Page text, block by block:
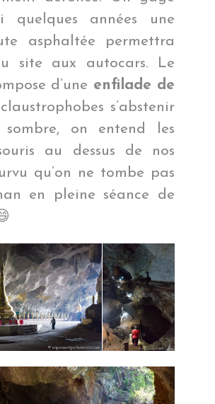
quelques années une
asphaltée permettra
site aux autocars. Le
d’une enfilade de
claustrophobes s’abstenir
on entend les
au dessus de nos
qu’on ne tombe pas
en pleine séance de